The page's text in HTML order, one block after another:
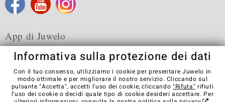
App di Juwelo
Condizioni generali di vendita Informativa Privacy
Cookies
Note legali
Contatti Recedere dal contratto
Informativa sulla protezione dei dati
Con il tuo consenso, utilizziamo i cookie per presentare Juwelo in
modo ottimale e per migliorare il nostro servizio. Cliccando sul
pulsante "Accetta", accetti l'uso dei cookie, cliccando "Rifuta" rifiuti
l'uso dei cookie o decidi quale tipo di cookie desideri accettare. Per